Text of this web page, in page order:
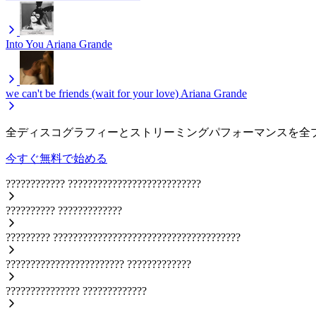
Into You Ariana Grande
we can't be friends (wait for your love) Ariana Grande
全ディスコグラフィーとストリーミングパフォーマンスを全
今すぐ無料で始める
???????????? ???????????????????????????
?????????? ?????????????
????????? ??????????????????????????????????????
???????????????????????? ?????????????
??????????????? ?????????????